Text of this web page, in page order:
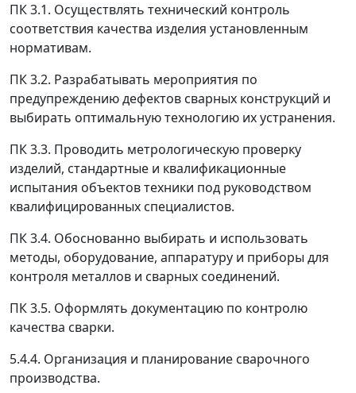
ПК 3.1. Осуществлять технический контроль
соответствия качества изделия установленным
нормативам.
ПК 3.2. Разрабатывать мероприятия по
предупреждению дефектов сварных конструкций и
выбирать оптимальную технологию их устранения.
ПК 3.3. Проводить метрологическую проверку
изделий, стандартные и квалификационные
испытания объектов техники под руководством
квалифицированных специалистов.
ПК 3.4. Обоснованно выбирать и использовать
методы, оборудование, аппаратуру и приборы для
контроля металлов и сварных соединений.
ПК 3.5. Оформлять документацию по контролю
качества сварки.
5.4.4. Организация и планирование сварочного
производства.